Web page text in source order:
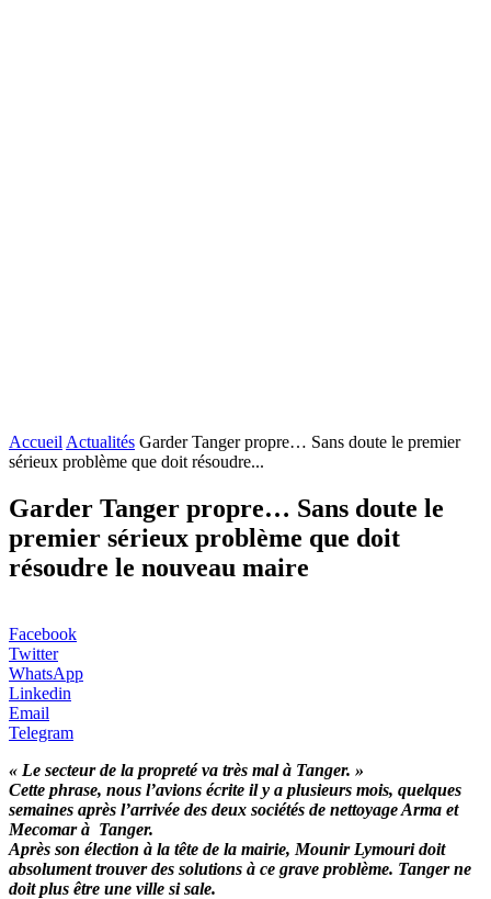
Accueil Actualités Garder Tanger propre… Sans doute le premier
sérieux problème que doit résoudre...
Garder Tanger propre… Sans doute le
premier sérieux problème que doit
résoudre le nouveau maire
Facebook
Twitter
WhatsApp
Linkedin
Email
Telegram
« Le secteur de la propreté va très mal à Tanger. »
Cette phrase, nous l’avions écrite il y a plusieurs mois, quelques
semaines après l’arrivée des deux sociétés de nettoyage Arma et
Mecomar à Tanger.
Après son élection à la tête de la mairie, Mounir Lymouri doit
absolument trouver des solutions à ce grave problème. Tanger ne
doit plus être une ville si sale.